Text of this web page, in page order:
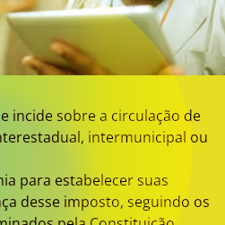
incide sobre a circulação de
intermunicipal ou
para estabelecer suas
desse imposto, seguindo os